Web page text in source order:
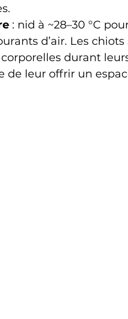
: nid à ~28–30 °C
d’air. Les
durant
de leur offrir un